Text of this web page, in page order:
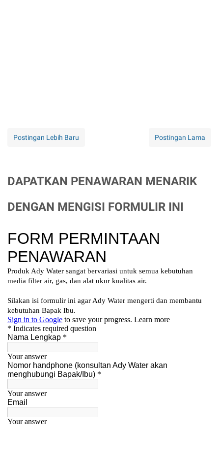
Postingan Lebih Baru Postingan Lama
DAPATKAN PENAWARAN MENARIK
DENGAN MENGISI FORMULIR INI